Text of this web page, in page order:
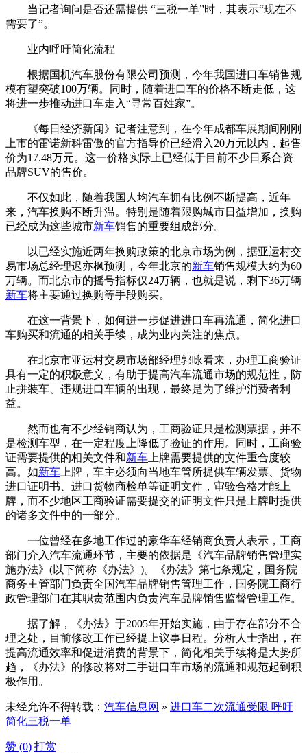
当记者询问是否还需提供 “三税一单”时，其表示“现在不
需要了”。
业内呼吁简化流程
根据国机汽车股份有限公司预测，今年我国进口车销售规
模有望突破100万辆。同时，随着进口车的价格不断走低，这
将进一步推动进口车走入“寻常百姓家”。
《每日经济新闻》记者注意到，在今年成都车展期间刚刚
上市的雷诺新科雷傲的官方指导价已经滑入20万元以内，起售
价为17.48万元。这一价格实际上已经低于目前不少日系合资
品牌SUV的售价。
不仅如此，随着我国人均汽车拥有比例不断提高，近年
来，汽车换购不断升温。特别是随着限购城市日益增加，换购
已经成为这些城市新车销售的重要组成部分。
以已经实施近两年换购政策的北京市场为例，据亚运村交
易市场总经理迟亦枫预测，今年北京的新车销售规模大约为60
万辆。而北京市的摇号指标仅24万辆，也就是说，剩下36万辆
新车将主要通过换购等手段购买。
在这一背景下，如何进一步促进进口车再流通，简化进口
车购买和流通的相关手续，成为业内关注的焦点。
在北京市亚运村交易市场部经理郭咏看来，办理工商验证
具有一定的积极意义，有助于提高汽车流通市场的规范性，防
止拼装车、违规进口车辆的出现，最终是为了维护消费者利
益。
然而也有不少经销商认为，工商验证只是检测票据，并不
是检测车型，在一定程度上降低了验证的作用。同时，工商验
证需要提供的相关文件和新车 上牌需要提供的文件重合度较
高。如新车 上牌，车主必须向当地车管所提供车辆发票、货物
进口证明书、进口货物商检单等证明文件，审验合格才能上
牌，而不少地区工商验证需要提交的证明文件只是上牌时提供
的诸多文件中的一部分。
一位曾经在多地工作过的豪华车经销商负责人表示，工商
部门介入汽车流通环节，主要的依据是《汽车品牌销售管理实
施办法》(以下简称《办法》)。《办法》第七条规定，国务院
商务主管部门负责全国汽车品牌销售管理工作，国务院工商行
政管理部门在其职责范围内负责汽车品牌销售监督管理工作。
据了解，《办法》于2005年开始实施，由于存在部分不合
理之处，目前修改工作已经提上议事日程。分析人士指出，在
提高流通效率和促进消费的背景下，简化相关手续将是大势所
趋，《办法》的修改将对二手进口车市场的流通和规范起到积
极作用。
未经允许不得转载： 汽车信息网 » 进口车二次流通受限 呼吁
简化三税一单
赞 (0) 打赏